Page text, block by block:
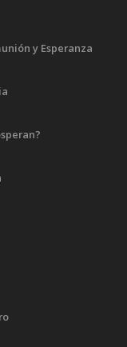
y Esperanza